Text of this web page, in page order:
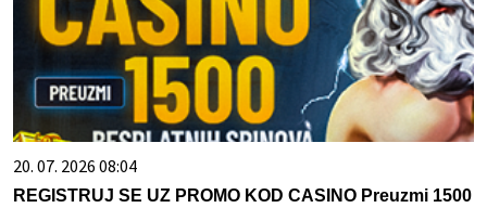
20. 07. 2026 08:04
REGISTRUJ SE UZ PROMO KOD CASINO Preuzmi 1500